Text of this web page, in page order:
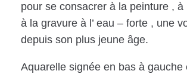
pour se consacrer à la peinture , à
à la gravure à l’ eau – forte , une
depuis son plus jeune âge.
Aquarelle signée en bas à gauche